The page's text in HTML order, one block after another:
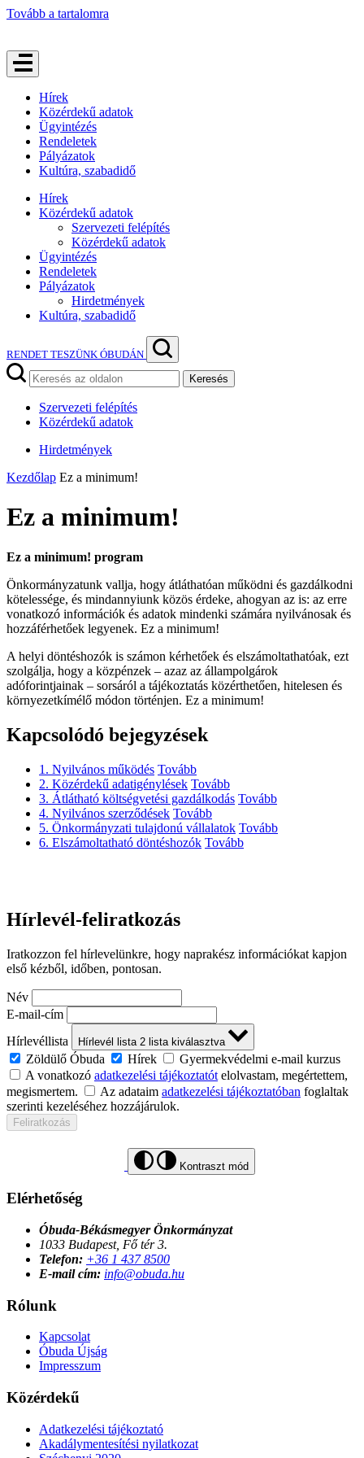
Tovább a tartalomra
Hírek
Közérdekű adatok
Ügyintézés
Rendeletek
Pályázatok
Kultúra, szabadidő
Hírek
Közérdekű adatok
Szervezeti felépítés
Közérdekű adatok
Ügyintézés
Rendeletek
Pályázatok
Hirdetmények
Kultúra, szabadidő
RENDET TESZÜNK ÓBUDÁN
Keresés
Szervezeti felépítés
Közérdekű adatok
Hirdetmények
Kezdőlap Ez a minimum!
Ez a minimum!
Ez a minimum! program
Önkormányzatunk vallja, hogy átláthatóan működni és gazdálkodni
kötelessége, és mindannyiunk közös érdeke, ahogyan az is: az erre
vonatkozó információk és adatok mindenki számára nyilvánosak és
hozzáférhetőek legyenek. Ez a minimum!
A helyi döntéshozók is számon kérhetőek és elszámoltathatóak, ezt
szolgálja, hogy a közpénzek – azaz az állampolgárok
adóforintjainak – sorsáról a tájékoztatás közérthetően, hitelesen és
környezetkímélő módon történjen. Ez a minimum!
Kapcsolódó bejegyzések
1. Nyilvános működés Tovább
2. Közérdekű adatigénylések Tovább
3. Átlátható költségvetési gazdálkodás Tovább
4. Nyilvános szerződések Tovább
5. Önkormányzati tulajdonú vállalatok Tovább
6. Elszámoltatható döntéshozók Tovább
Hírlevél-feliratkozás
Iratkozzon fel hírlevelünkre, hogy naprakész információkat kapjon
első kézből, időben, pontosan.
Név
E-mail-cím
Hírlevéllista
Hírlevél lista 2 lista kiválasztva
Zöldülő Óbuda Hírek
Gyermekvédelmi e-mail kurzus
A vonatkozó adatkezelési tájékoztatót elolvastam, megértettem,
megismertem.
Az adataim adatkezelési tájékoztatóban foglaltak
szerinti kezeléséhez hozzájárulok.
Feliratkozás
Kontraszt mód
Elérhetőség
Óbuda-Békásmegyer Önkormányzat
1033 Budapest, Fő tér 3.
Telefon: +36 1 437 8500
E-mail cím: info@obuda.hu
Rólunk
Kapcsolat
Óbuda Újság
Impresszum
Közérdekű
Adatkezelési tájékoztató
Akadálymentesítési nyilatkozat